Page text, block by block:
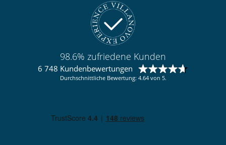
98.6% zufriedene Kunden
6 748 Kundenbewertungen
Durchschnittliche Bewertung: 4.64 von 5.